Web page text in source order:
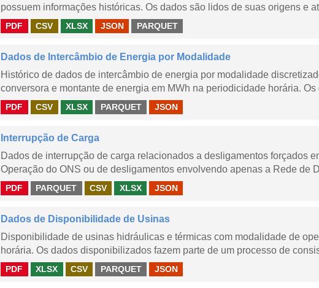
possuem informações históricas. Os dados são lidos de suas origens e
PDF CSV XLSX JSON PARQUET
Dados de Intercâmbio de Energia por Modalidade
Histórico de dados de intercâmbio de energia por modalidade
conversora e montante de energia em MWh na periodicidade horária. Os
PDF CSV XLSX PARQUET JSON
Interrupção de Carga
Dados de interrupção de carga relacionados a desligamentos forçados
Operação do ONS ou de desligamentos envolvendo apenas a Rede de
PDF PARQUET CSV XLSX JSON
Dados de Disponibilidade de Usinas
Disponibilidade de usinas hidráulicas e térmicas com modalidade de
horária. Os dados disponibilizados fazem parte de um processo de
PDF XLSX CSV PARQUET JSON